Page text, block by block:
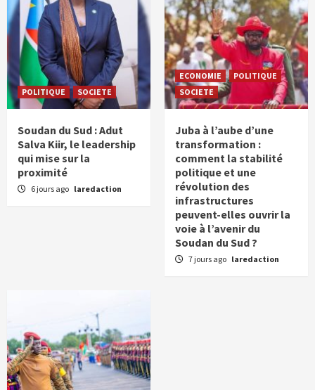
POLITIQUE SOCIETE
Soudan du Sud : Adut
Salva Kiir, le leadership
qui mise sur la
proximité
6 jours ago laredaction
ECONOMIE
POLITIQUE
SOCIETE
Juba à l’aube d’une
transformation :
comment la stabilité
politique et une
révolution des
infrastructures
peuvent-elles ouvrir la
voie à l’avenir du
Soudan du Sud ?
7 jours ago laredaction